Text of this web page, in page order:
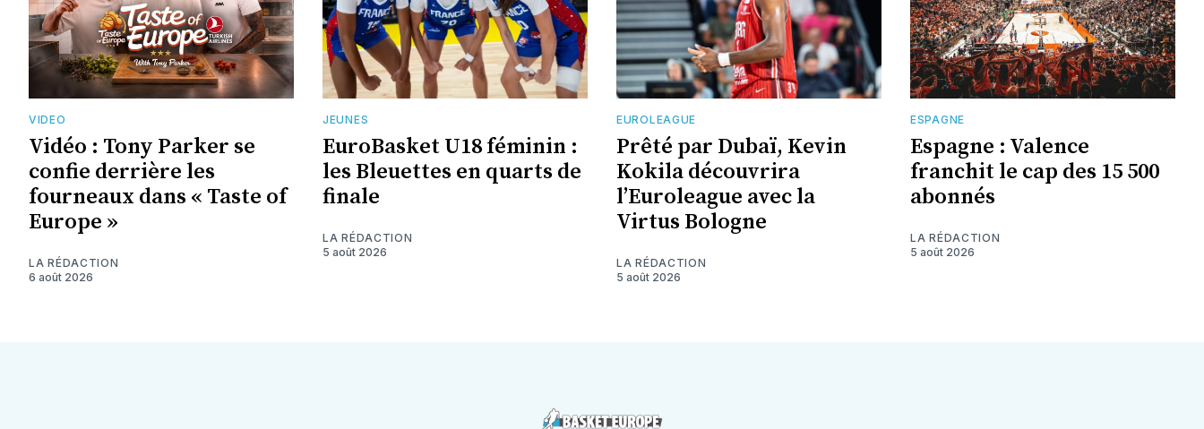
VIDEO
Vidéo : Tony Parker se
confie derrière les
fourneaux dans « Taste of
Europe »
LA RÉDACTION
6 août 2026
JEUNES
EuroBasket U18 féminin :
les Bleuettes en quarts de
finale
LA RÉDACTION
5 août 2026
EUROLEAGUE
Prêté par Dubaï, Kevin
Kokila découvrira
l’Euroleague avec la
Virtus Bologne
LA RÉDACTION
5 août 2026
ESPAGNE
Espagne : Valence
franchit le cap des 15 500
abonnés
LA RÉDACTION
5 août 2026